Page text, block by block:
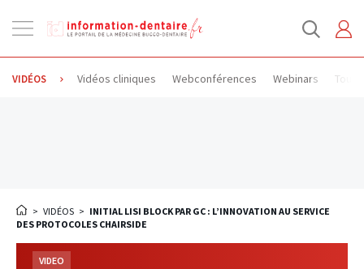
la
navigation
VIDÉOS Vidéos cliniques Webconférences Webinars
> VIDÉOS > INITIAL LISI BLOCK PAR GC : L’INNOVATION AU SERVICE
DES PROTOCOLES CHAIRSIDE
VIDEO